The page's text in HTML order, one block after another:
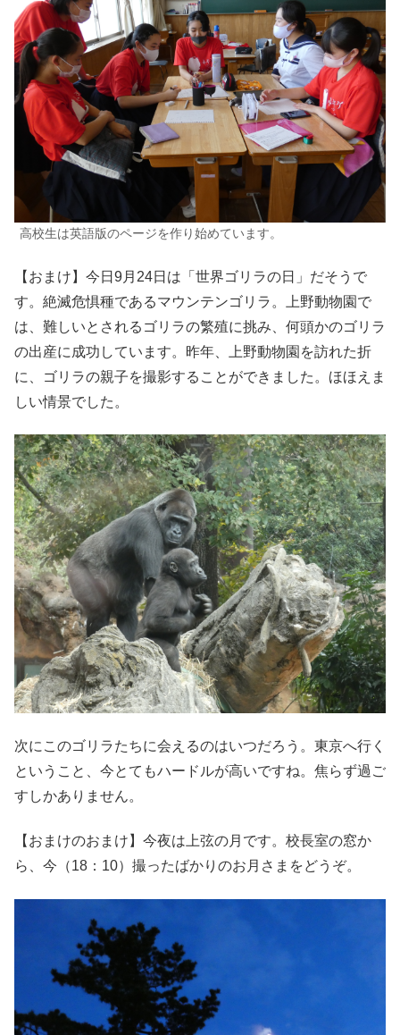
高校生は英語版のページを作り始めています。
【おまけ】今日9月24日は「世界ゴリラの日」だそうで
す。絶滅危惧種であるマウンテンゴリラ。上野動物園で
は、難しいとされるゴリラの繁殖に挑み、何頭かのゴリラ
の出産に成功しています。昨年、上野動物園を訪れた折
に、ゴリラの親子を撮影することができました。ほほえま
しい情景でした。
次にこのゴリラたちに会えるのはいつだろう。東京へ行く
ということ、今とてもハードルが高いですね。焦らず過ご
すしかありません。
【おまけのおまけ】今夜は上弦の月です。校長室の窓か
ら、今（18：10）撮ったばかりのお月さまをどうぞ。